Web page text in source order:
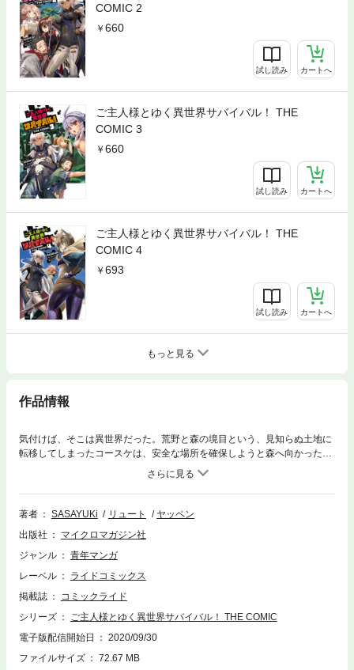
COMIC 2
660
試し読み カートへ
ご主人様とゆく異世界サバイバル！ THE
COMIC 3
660
試し読み カートへ
ご主人様とゆく異世界サバイバル！ THE
COMIC 4
693
試し読み カートへ
もっと見る
作品情報
気付けば、そこは異世界だった。荒野と森の境目という、見知らぬ土地に
転移してしまったコースケは、安全な場所を確保しようと森へ向かった。
たどり着いた森でサバイバルをしていたところ、ゲームのようにアイテム
を取得・生産する能力を仕えることに気付き、これで生活が楽になる！と
思いきや…突如、美人ダークエルフに襲われ――!?WEBコミック誌「コミ
ックライド」2020年4月号～8月号を収録同単話版第1話から第6話までを
著者 SASAYUKi リュート
ヤッペン
出版社
マイクロマガジン社
ジャンル
青年マンガ
レーベル
ライドコミックス
掲載誌
コミックライド
シリーズ
ご主人様とゆく異世界サバイバル！ THE COMIC
電子版配信開始日
2020/09/30
ファイルサイズ
72.67 MB